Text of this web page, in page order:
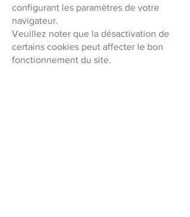
configurant les paramètres de votre
navigateur.
Veuillez noter que la désactivation de
certains cookies peut affecter le bon
fonctionnement du site.